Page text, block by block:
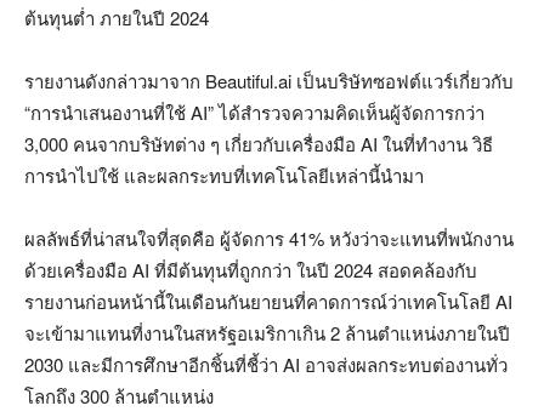
ต้นทุนต่ำ ภายในปี 2024
รายงานดังกล่าวมาจาก Beautiful.ai เป็นบริษัทซอฟต์แวร์เกี่ยวกับ
“การนำเสนองานที่ใช้ AI” ได้สำรวจความคิดเห็นผู้จัดการกว่า
3,000 คนจากบริษัทต่าง ๆ เกี่ยวกับเครื่องมือ AI ในที่ทำงาน วิธี
การนำไปใช้ และผลกระทบที่เทคโนโลยีเหล่านี้นำมา
ผลลัพธ์ที่น่าสนใจที่สุดคือ ผู้จัดการ 41% หวังว่าจะแทนที่พนักงาน
ด้วยเครื่องมือ AI ที่มีต้นทุนที่ถูกกว่า ในปี 2024 สอดคล้องกับ
รายงานก่อนหน้านี้ในเดือนกันยายนที่คาดการณ์ว่าเทคโนโลยี AI
จะเข้ามาแทนที่งานในสหรัฐอเมริกาเกิน 2 ล้านตำแหน่งภายในปี
2030 และมีการศึกษาอีกชิ้นที่ชี้ว่า AI อาจส่งผลกระทบต่องานทั่ว
โลกถึง 300 ล้านตำแหน่ง